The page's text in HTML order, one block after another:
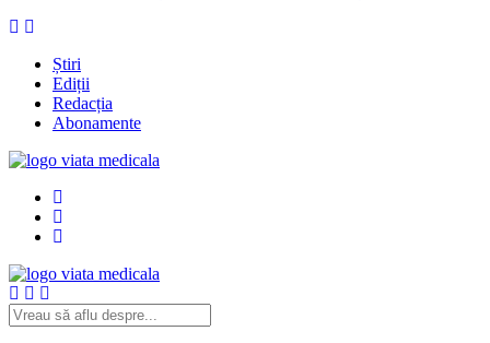
Știri
Ediții
Redacția
Abonamente